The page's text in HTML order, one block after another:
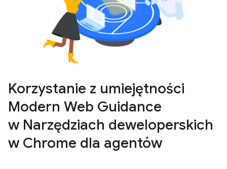
Korzystanie z umiejętności
Modern Web Guidance
w Narzędziach deweloperskich
w Chrome dla agentów